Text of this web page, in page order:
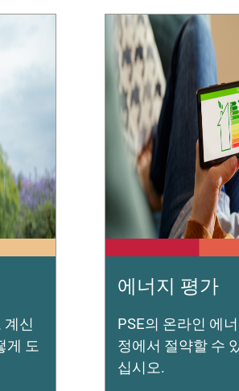
계신
게 도
에너지 평가
PSE의 온라인 에
정에서 절약할 수
십시오.